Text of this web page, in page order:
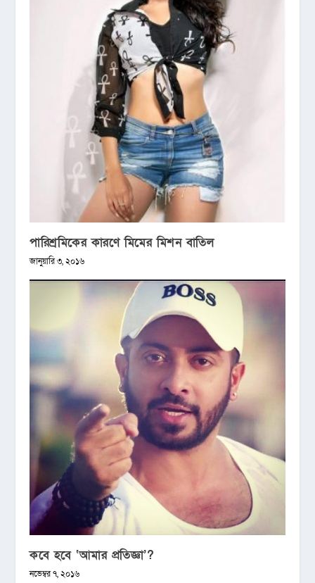
পারিশ্রমিকের কারণে মিমের মিশন বাতিল
জানুয়ারি ৩, ২০১৬
কবে হবে ‘আমার প্রতিজ্ঞা’?
নভেম্বর ৭, ২০১৬